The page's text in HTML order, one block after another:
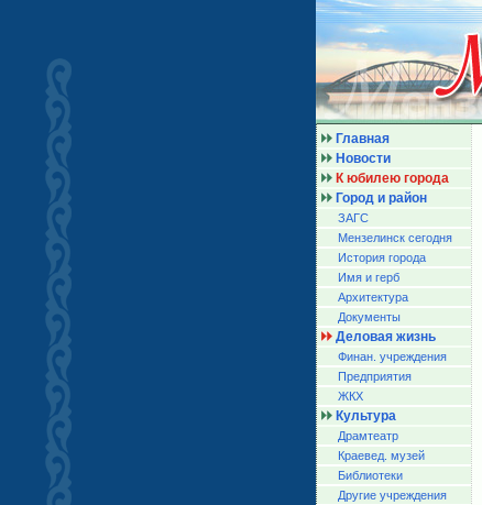
Главная
Новости
К юбилею города
Город и район
ЗАГС
Мензелинск сегодня
История города
Имя и герб
Архитектура
Документы
Деловая жизнь
Финан. учреждения
Предприятия
ЖКХ
Культура
Драмтеатр
Краевед. музей
Библиотеки
Другие учреждения